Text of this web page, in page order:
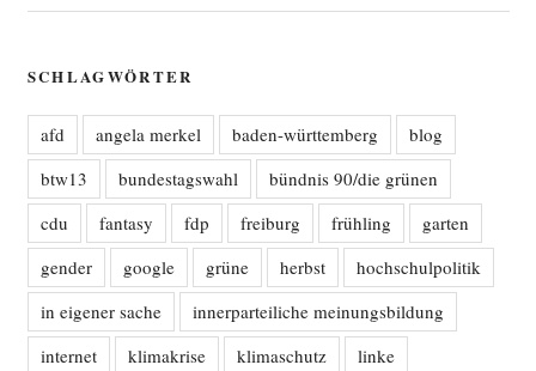
SCHLAGWÖRTER
afd angela merkel baden-württemberg
blog
btw13
bundestagswahl
bündnis 90/die grünen
cdu
fantasy fdp freiburg frühling
garten
gender
google grüne herbst
hochschulpolitik
in eigener sache
innerparteiliche meinungsbildung
internet
klimakrise klimaschutz
linke